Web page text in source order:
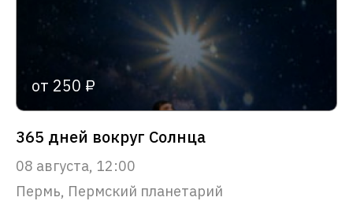
от 250 ₽
365 дней вокруг Солнца
08 августа, 12:00
Пермь, Пермский планетарий